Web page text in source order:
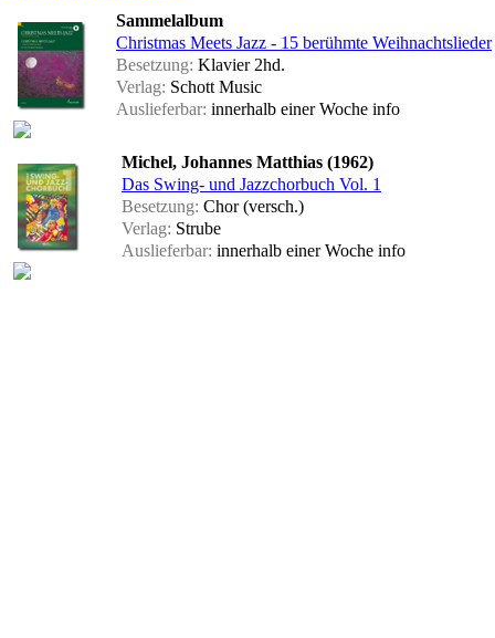
Sammelalbum
Christmas Meets Jazz - 15 berühmte Weihnachtslieder
Besetzung: Klavier 2hd.
Verlag: Schott Music
Auslieferbar: innerhalb einer Woche info
Michel, Johannes Matthias (1962)
Das Swing- und Jazzchorbuch Vol. 1
Besetzung: Chor (versch.)
Verlag: Strube
Auslieferbar: innerhalb einer Woche info